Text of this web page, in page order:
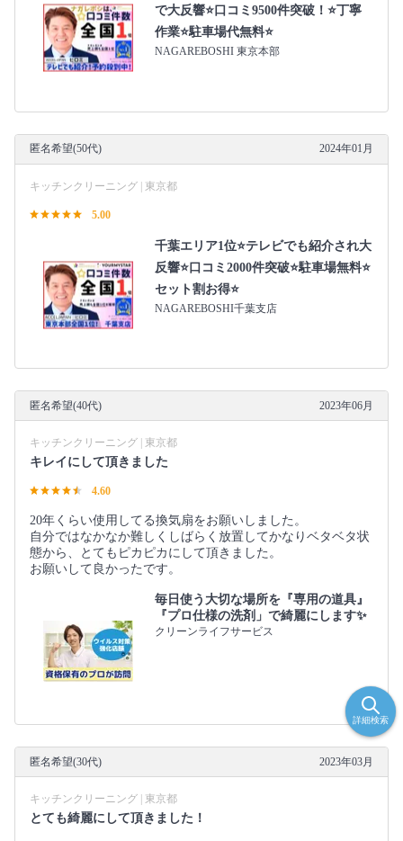
で大反響⭐口コミ9500件突破！⭐丁寧
作業⭐駐車場代無料⭐
NAGAREBOSHI 東京本部
匿名希望(50代) 2024年01月
キッチンクリーニング | 東京都
5.00
千葉エリア1位⭐テレビでも紹介され大
反響⭐️口コミ2000件突破⭐️駐車場無料⭐
セット割お得⭐
NAGAREBOSHI千葉支店
匿名希望(40代) 2023年06月
キッチンクリーニング | 東京都
キレイにして頂きました
4.60
20年くらい使用してる換気扇をお願いしました。
自分ではなかなか難しくしばらく放置してかなりベタベタ状
態から、とてもピカピカにして頂きました。
お願いして良かったです。
毎日使う大切な場所を『専用の道具』
『プロ仕様の洗剤」で綺麗にします✨
クリーンライフサービス
匿名希望(30代) 2023年03月
キッチンクリーニング | 東京都
とても綺麗にして頂きました！
詳細検索